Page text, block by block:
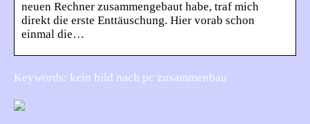
neuen Rechner zusammengebaut habe, traf mich
direkt die erste Enttäuschung. Hier vorab schon
einmal die…
Keywords: kein bild nach pc zusammenbau